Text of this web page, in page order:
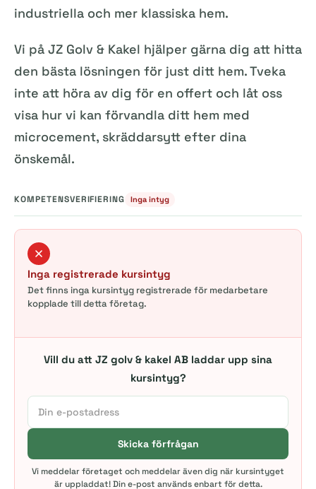
industriella och mer klassiska hem.
Vi på JZ Golv & Kakel hjälper gärna dig att hitta
den bästa lösningen för just ditt hem. Tveka
inte att höra av dig för en offert och låt oss
visa hur vi kan förvandla ditt hem med
microcement, skräddarsytt efter dina
önskemål.
KOMPETENSVERIFIERING Inga intyg
Inga registrerade kursintyg
Det finns inga kursintyg registrerade för medarbetare
kopplade till detta företag.
Vill du att JZ golv & kakel AB laddar upp sina
kursintyg?
Skicka förfrågan
Vi meddelar företaget och meddelar även dig när kursintyget
är uppladdat! Din e-post används enbart för detta.